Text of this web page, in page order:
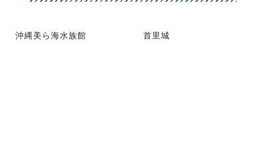
沖縄美ら海水族館 首里城